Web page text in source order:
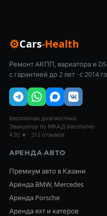
⚙Cars-Health
Ремонт АКПП, вариатора и
с гарантией до 2 лет · с 2014
Бесплатная диагностика
Эвакуатор по МКАД бесплатно
4.92 ★ · 312 отзывов
АРЕНДА АВТО
Премиум авто в Казани
Аренда BMW, Mercedes
Аренда Porsche
Аренда яхт и катеров